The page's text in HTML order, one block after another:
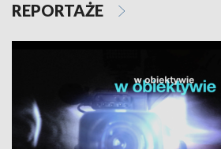
REPORTAŻE